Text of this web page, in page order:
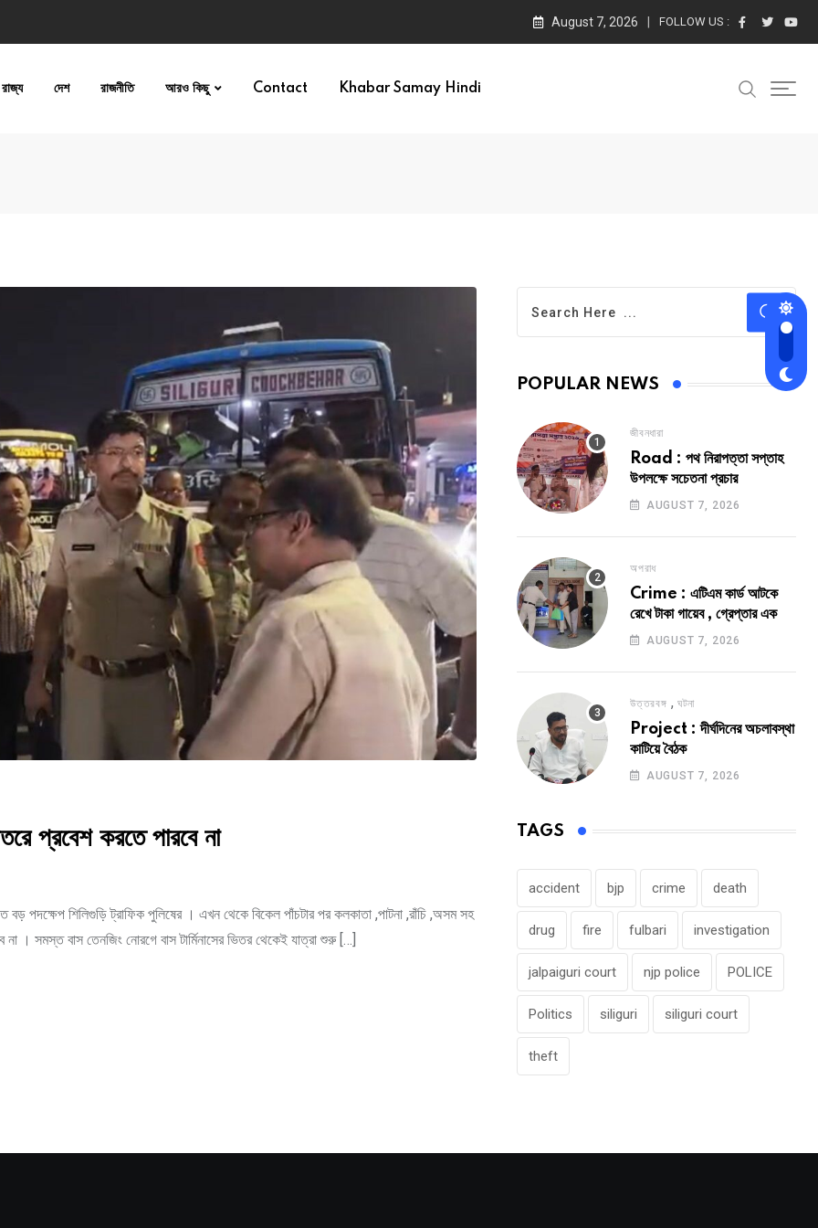
August 7, 2026 FOLLOW US :
রাজ্য দেশ রাজনীতি আরও কিছু Contact Khabar Samay Hindi
প্রবেশ করতে পারবে না
পদক্ষেপ শিলিগুড়ি ট্রাফিক পুলিষের । এখন থেকে বিকেল পাঁচটার পর কলকাতা ,পাটনা ,রাঁচি ,অসম সহ
। সমস্ত বাস তেনজিং নোরগে বাস টার্মিনাসের ভিতর থেকেই যাত্রা শুরু […]
POPULAR NEWS
জীবনধারা
Road : পথ নিরাপত্তা সপ্তাহ
উপলক্ষে সচেতনা প্রচার
AUGUST 7, 2026
অপরাধ
Crime : এটিএম কার্ড আটকে
রেখে টাকা গায়েব , গ্রেপ্তার এক
AUGUST 7, 2026
উত্তরবঙ্গ , ঘটনা
Project : দীর্ঘদিনের অচলাবস্থা
কাটিয়ে বৈঠক
AUGUST 7, 2026
TAGS
accident bjp crime death
drug fire fulbari investigation
jalpaiguri court njp police POLICE
Politics siliguri siliguri court
theft